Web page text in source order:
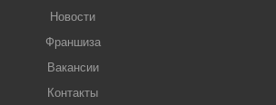
Новости
Франшиза
Вакансии
Контакты